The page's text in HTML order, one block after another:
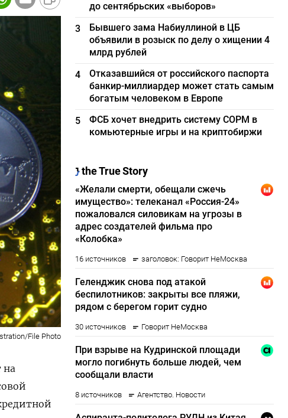
File Photo
на
до сентябрьских «выборов»
3
Бывшего зама Набиуллиной в ЦБ
объявили в розыск по делу о хищении 4
млрд рублей
4
Отказавшийся от российского паспорта
банкир-миллиардер может стать самым
богатым человеком в Европе
5
ФСБ хочет внедрить систему СОРМ в
комьютерные игры и на криптобиржи